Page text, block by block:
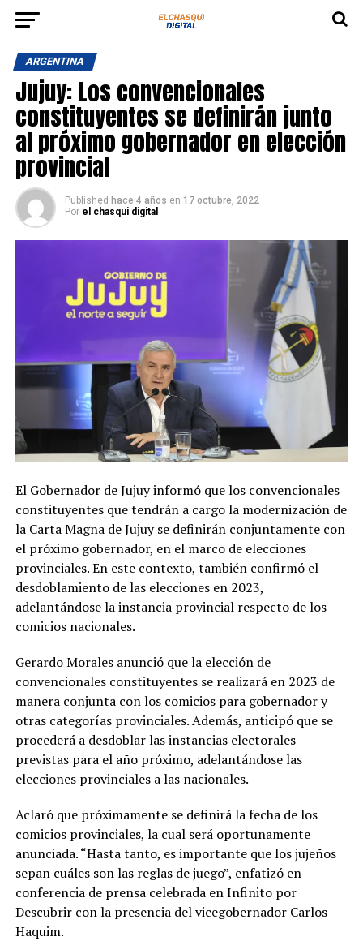
ARGENTINA
Jujuy: Los convencionales
constituyentes se definirán junto
al próximo gobernador en elección
provincial
Published hace 4 años en 17 octubre, 2022
Por el chasqui digital
El Gobernador de Jujuy informó que los convencionales
constituyentes que tendrán a cargo la modernización de
la Carta Magna de Jujuy se definirán conjuntamente con
el próximo gobernador, en el marco de elecciones
provinciales. En este contexto, también confirmó el
desdoblamiento de las elecciones en 2023,
adelantándose la instancia provincial respecto de los
comicios nacionales.
Gerardo Morales anunció que la elección de
convencionales constituyentes se realizará en 2023 de
manera conjunta con los comicios para gobernador y
otras categorías provinciales. Además, anticipó que se
procederá a desdoblar las instancias electorales
previstas para el año próximo, adelantándose las
elecciones provinciales a las nacionales.
Aclaró que próximamente se definirá la fecha de los
comicios provinciales, la cual será oportunamente
anunciada. “Hasta tanto, es importante que los jujeños
sepan cuáles son las reglas de juego”, enfatizó en
conferencia de prensa celebrada en Infinito por
Descubrir con la presencia del vicegobernador Carlos
Haquim.